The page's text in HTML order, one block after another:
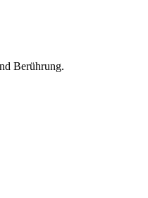
Berührung.